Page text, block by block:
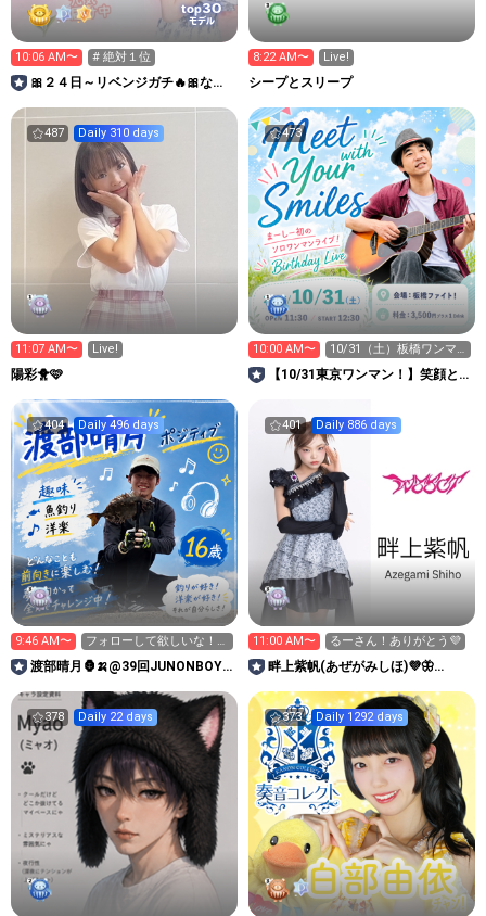
top30
モデル
10:06 AM〜 # 絶対１位
🎀２４日～リベンジガチ🔥🎀なほ
8:22 AM〜 Live!
シープとスリープ
487 Daily 310 days
11:07 AM〜 Live!
陽彩🐥🩷
473
10:00 AM〜
10/31（土）板橋ワンマ
ン、チケット販売中🎫
【10/31東京ワンマン！】笑顔と
404 Daily 496 days
9:46 AM〜
フォローして欲しいな！！
お願いします！！
渡部晴月🦍🍌@39回JUNONBOY
401 Daily 886 days
11:00 AM〜 るーさん！ありがとう💜
畔上紫帆(あぜがみしほ)💜🦋
378 Daily 22 days 373 Daily 1292 days